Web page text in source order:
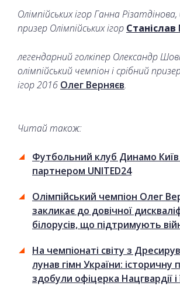
Олімпійських ігор Ганна
призер Олімпійських ігор Станіслав
легендарний голкіпер Олександр
олімпійський чемпіон і срібний
ігор 2016 Олег Верняєв.
Читай також:
Футбольний клуб Динамо Київ
партнером UNITED24
Олімпійський чемпіон Олег
закликає до довічної
білорусів, що підтримують
На чемпіонаті світу з
лунав гімн України: історичну
здобули офіцерка Нацгвардії і